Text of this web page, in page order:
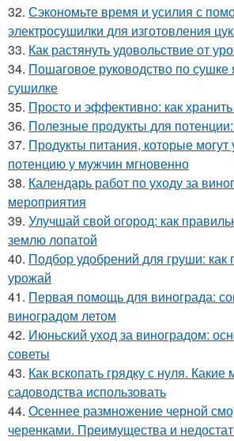
32. Сэкономьте время и усилия с
электросушилки для изготовления
33. Как растянуть удовольствие от
34. Пошаговое руководство по
сушилке
35. Просто и эффективно: как
36. Полезные продукты для потенции:
37. Продукты питания, которые могут
потенцию у мужчин мгновенно
38. Календарь работ по уходу за
мероприятия
39. Улучшай свой огород: как
землю лопатой
40. Подбор удобрений для груши: как
урожай
41. Первая помощь для винограда:
виноградом летом
42. Июньский уход за виноградом:
советы
43. Как вскопать грядку с нуля. Какие
садоводства использовать
44. Осеннее размножение черной
черенками. Преимущества и